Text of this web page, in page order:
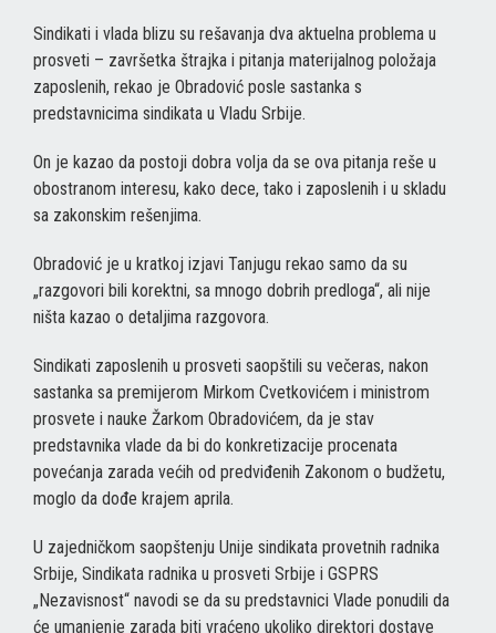
Sindikati i vlada blizu su rešavanja dva aktuelna problema u
prosveti – završetka štrajka i pitanja materijalnog položaja
zaposlenih, rekao je Obradović posle sastanka s
predstavnicima sindikata u Vladu Srbije.
On je kazao da postoji dobra volja da se ova pitanja reše u
obostranom interesu, kako dece, tako i zaposlenih i u skladu
sa zakonskim rešenjima.
Obradović je u kratkoj izjavi Tanjugu rekao samo da su
„razgovori bili korektni, sa mnogo dobrih predloga“, ali nije
ništa kazao o detaljima razgovora.
Sindikati zaposlenih u prosveti saopštili su večeras, nakon
sastanka sa premijerom Mirkom Cvetkovićem i ministrom
prosvete i nauke Žarkom Obradovićem, da je stav
predstavnika vlade da bi do konkretizacije procenata
povećanja zarada većih od predviđenih Zakonom o budžetu,
moglo da dođe krajem aprila.
U zajedničkom saopštenju Unije sindikata provetnih radnika
Srbije, Sindikata radnika u prosveti Srbije i GSPRS
„Nezavisnost“ navodi se da su predstavnici Vlade ponudili da
će umanjenje zarada biti vraćeno ukoliko direktori dostave